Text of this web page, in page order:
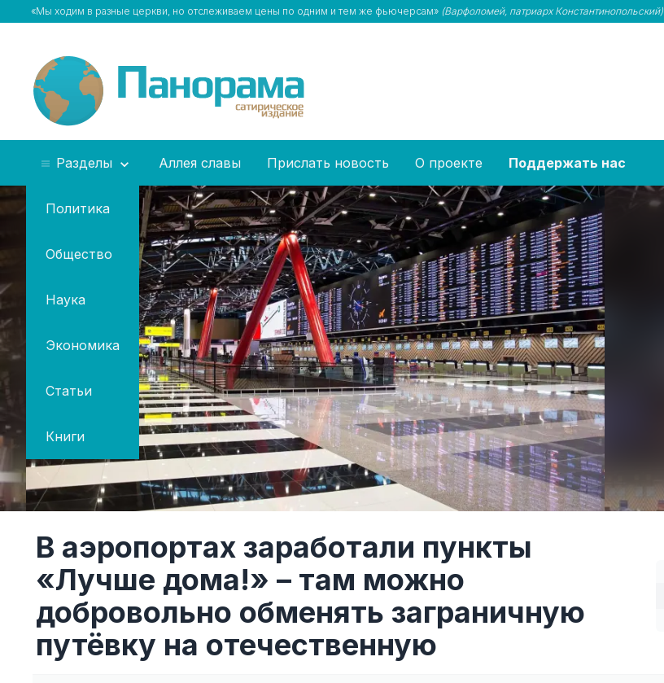
«Мы ходим в разные церкви, но отслеживаем цены по одним и тем же фьючерсам» (Варфоломей, патриарх Константинопольский)
Разделы
Политика
Общество
Наука
Экономика
Статьи
Книги
Аллея славы Прислать новость О проекте Поддержать нас
В аэропортах заработали пункты
«Лучше дома!» – там можно
добровольно обменять заграничную
путёвку на отечественную